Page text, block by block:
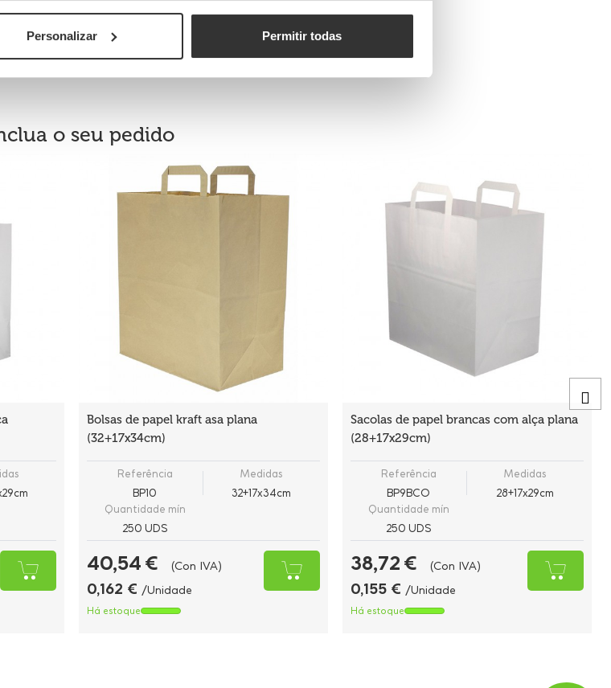
Personalizar Permitir todas
o seu pedido
Bolsas de papel kraft asa plana
(32+17x34cm)
Referência
BP10
Medidas
32+17x34cm
Quantidade mín
250 UDS
40,54 € (Con IVA)
0,162 € /Unidade
Há estoque
Sacolas de papel brancas com alça plana
(28+17x29cm)
Referência
BP9BCO
Medidas
28+17x29cm
Quantidade mín
250 UDS
38,72 € (Con IVA)
0,155 € /Unidade
Há estoque